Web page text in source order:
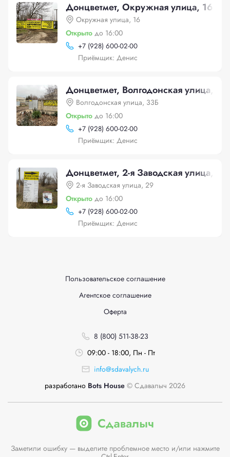
Донцветмет, Окружная улица, 16
Окружная улица, 16
Открыто до 16:00
+7 (928) 600-02-00
Приёмщик: Денис
Донцветмет, Волгодонская улица,
Волгодонская улица, 33Б
Открыто до 16:00
+7 (928) 600-02-00
Приёмщик: Денис
Донцветмет, 2-я Заводская улица, 29
2-я Заводская улица, 29
Открыто до 16:00
+7 (928) 600-02-00
Приёмщик: Денис
Пользовательское соглашение
Агентское соглашение
Оферта
8 (800) 511-38-23
09:00 - 18:00, Пн - Пт
info@sdavalych.ru
разработано Bots House © Сдавалыч 2026
Заметили ошибку — выделите проблемное место и/или нажмите